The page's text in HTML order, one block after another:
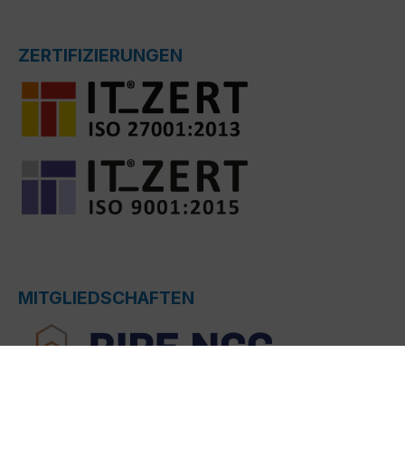
ZERTIFIZIERUNGEN
MITGLIEDSCHAFTEN